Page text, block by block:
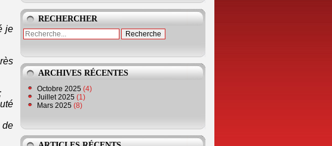
je
de
RECHERCHER
ARCHIVES RÉCENTES
Octobre 2025 (4)
Juillet 2025 (1)
Mars 2025 (8)